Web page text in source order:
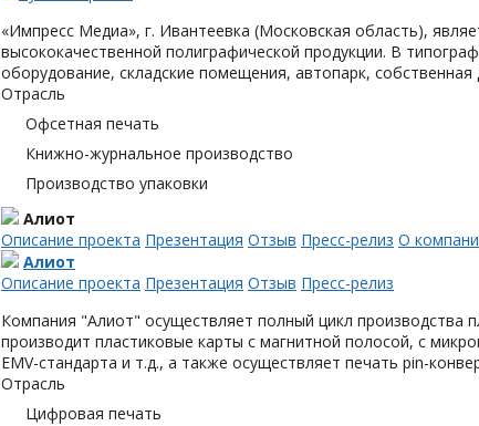
«Импресс Медиа», г. Ивантеевка (Московская область),
высококачественной полиграфической продукции. В
оборудование, складские помещения, автопарк, собственная
Отрасль
Офсетная печать
Книжно-журнальное производство
Производство упаковки
Алиот
Описание проекта Презентация Отзыв Пресс-релиз О
Алиот
Описание проекта Презентация Отзыв Пресс-релиз
Компания "Алиот" осуществляет полный цикл производства
производит пластиковые карты с магнитной полосой, с
EMV-стандарта и т.д., а также осуществляет печать pin-
Отрасль
Цифровая печать